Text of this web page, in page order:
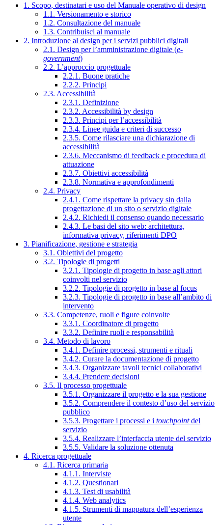
1. Scopo, destinatari e uso del Manuale operativo di design
1.1. Versionamento e storico
1.2. Consultazione del manuale
1.3. Contribuisci al manuale
2. Introduzione al design per i servizi pubblici digitali
2.1. Design per l’amministrazione digitale (e-
government)
2.2. L’approccio progettuale
2.2.1. Buone pratiche
2.2.2. Principi
2.3. Accessibilità
2.3.1. Definizione
2.3.2. Accessibilità by design
2.3.3. Principi per l’accessibilità
2.3.4. Linee guida e criteri di successo
2.3.5. Come rilasciare una dichiarazione di
accessibilità
2.3.6. Meccanismo di feedback e procedura di
attuazione
2.3.7. Obiettivi accessibilità
2.3.8. Normativa e approfondimenti
2.4. Privacy
2.4.1. Come rispettare la privacy sin dalla
progettazione di un sito o servizio digitale
2.4.2. Richiedi il consenso quando necessario
2.4.3. Le basi del sito web: architettura,
informativa privacy, riferimenti DPO
3. Pianificazione, gestione e strategia
3.1. Obiettivi del progetto
3.2. Tipologie di progetti
3.2.1. Tipologie di progetto in base agli attori
coinvolti nel servizio
3.2.2. Tipologie di progetto in base al focus
3.2.3. Tipologie di progetto in base all’ambito di
intervento
3.3. Competenze, ruoli e figure coinvolte
3.3.1. Coordinatore di progetto
3.3.2. Definire ruoli e responsabilità
3.4. Metodo di lavoro
3.4.1. Definire processi, strumenti e rituali
3.4.2. Curare la documentazione di progetto
3.4.3. Organizzare tavoli tecnici collaborativi
3.4.4. Prendere decisioni
3.5. Il processo progettuale
3.5.1. Organizzare il progetto e la sua gestione
3.5.2. Comprendere il contesto d’uso del servizio
pubblico
3.5.3. Progettare i processi e i touchpointdel
servizio
3.5.4. Realizzare l’interfaccia utente del servizio
3.5.5. Validare la soluzione ottenuta
4. Ricerca progettuale
4.1. Ricerca primaria
4.1.1. Interviste
4.1.2. Questionari
4.1.3. Test di usabilità
4.1.4. Web analytics
4.1.5. Strumenti di mappatura dell’esperienza
utente